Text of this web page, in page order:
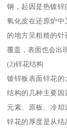
钢，起因是热镀锌
氧化皮在还原炉
的地方呈粗糙的
覆盖，表面也会出
(2)锌花结构
镀锌板表面锌花
结构的几种主要因
元素、原板、冷
锌花的厚度是从